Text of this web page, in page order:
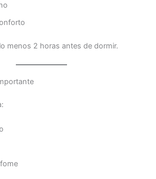
menos 2 horas antes de dormir.